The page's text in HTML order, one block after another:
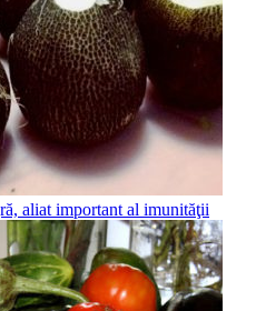
aliat important al imunităţii